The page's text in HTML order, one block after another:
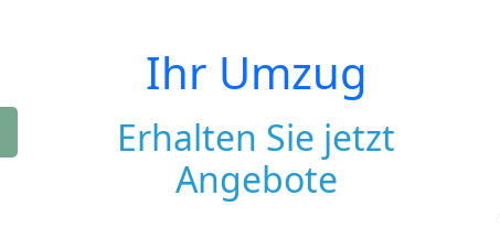
Ihr Umzug
Erhalten Sie jetzt
Angebote